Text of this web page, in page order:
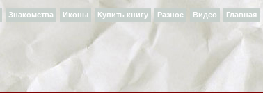
Главная
Видео
Разное
Купить книгу
Иконы
Знакомства